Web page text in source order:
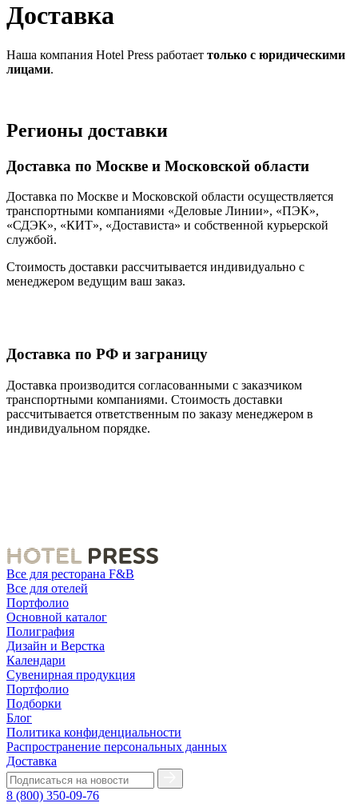
Доставка
Наша компания Hotel Press работает только с юридическими
лицами.
Регионы доставки
Доставка по Москве и Московской области
Доставка по Москве и Московской области осуществляется
транспортными компаниями «Деловые Линии», «ПЭК»,
«СДЭК», «КИТ», «Достависта» и собственной курьерской
службой.
Стоимость доставки рассчитывается индивидуально с
менеджером ведущим ваш заказ.
Доставка по РФ и заграницу
Доставка производится согласованными с заказчиком
транспортными компаниями. Стоимость доставки
рассчитывается ответственным по заказу менеджером в
индивидуальном порядке.
Все для ресторана F&B
Все для отелей
Портфолио
Основной каталог
Полиграфия
Дизайн и Верстка
Календари
Сувенирная продукция
Портфолио
Подборки
Блог
Политика конфиденциальности
Распространение персональных данных
Доставка
8 (800) 350-09-76